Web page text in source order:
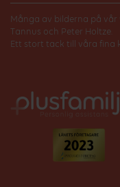
Många av bilderna på
Tannus och Peter Holtze.
Ett stort tack till våra fina